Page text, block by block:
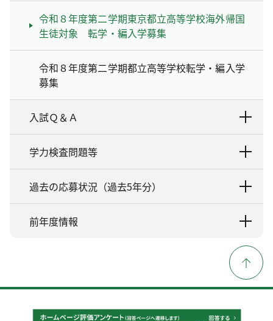
令和８年度第二学期東京都立高等学校海外帰国
生徒対象 転学・編入学募集
令和８年度第二学期都立高等学校転学・編入学
募集
入試Ｑ＆Ａ
学力検査問題等
過去の応募状況（過去5年分）
前年度情報